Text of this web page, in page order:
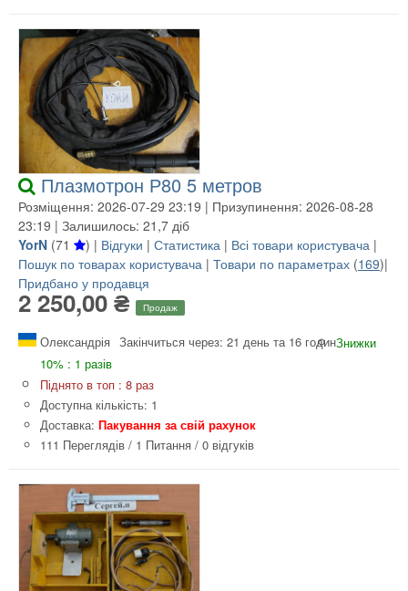
Плазмотрон Р80 5 метров
Розміщення: 2026-07-29 23:19 | Призупинення: 2026-08-28
23:19 | Залишилось: 21,7 діб
YorN (71 ) | Відгуки | Статистика | Всі товари користувача |
Пошук по товарах користувача | Товари по параметрах (169)|
Придбано у продавця
2 250,00 ₴ Продаж
Олександрія Закінчиться через: 21 день та 16 годинЗнижки
10% : 1 разів
Піднято в топ : 8 раз
Доступна кількість: 1
Доставка: Пакування за свій рахунок
111 Переглядів / 1 Питання / 0 відгуків